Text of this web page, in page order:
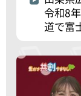
令和8
道で富